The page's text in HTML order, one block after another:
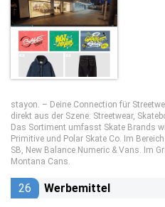
stayon. – Deine Connection für
direkt aus der Szene: Streetwear,
Das Sortiment umfasst Skate Brands
Primitive und Polar Skate Co. Im
SB, New Balance Numeric & Vans. Im
Montana Cans.
26 Werbemittel